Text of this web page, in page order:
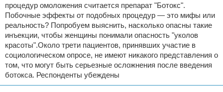
процедур омоложения считается препарат "Ботокс".
Побочные эффекты от подобных процедур — это мифы или
реальность? Попробуем выяснить, насколько опасны такие
инъекции, чтобы женщины понимали опасность "уколов
красоты".Около трети пациентов, принявших участие в
социологическом опросе, не имеют никакого представления о
том, что могут быть серьезные осложнения после введения
ботокса. Респонденты убеждены